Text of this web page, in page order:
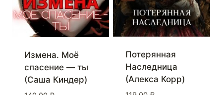
Измена. Моё
спасение — ты
(Саша Киндер)
Потерянная
Наследница
(Алекса Корр)